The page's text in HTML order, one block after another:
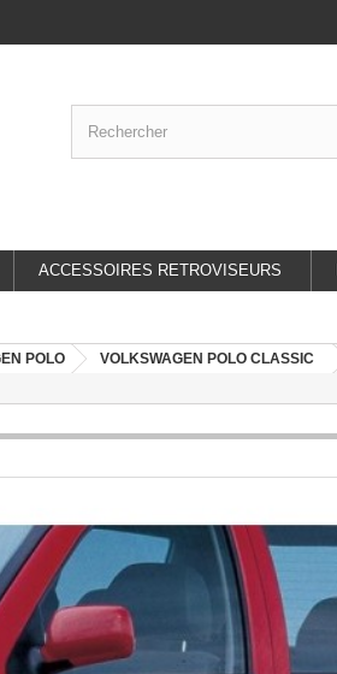
ACCESSOIRES RETROVISEURS
POLO VOLKSWAGEN POLO CLASSIC